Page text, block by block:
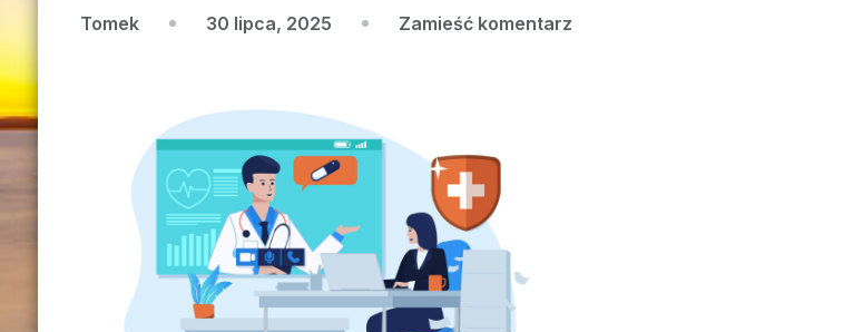
Tomek 30 lipca, 2025 Zamieść komentarzwe